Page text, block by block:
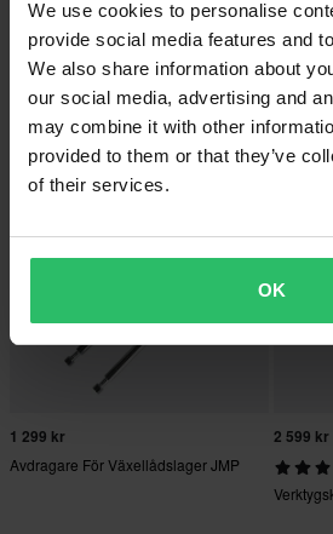
We use cookies to personalise
provide social media features and
We also share information about
our social media, advertising and
may combine it with other
provided to them or that they’ve
of their services.
OK
769 kr
Avdragare JMP 3-Armar
689 kr
749 kr
1 299 kr
Avdragare För Växellådslager JMP
2 599 kr